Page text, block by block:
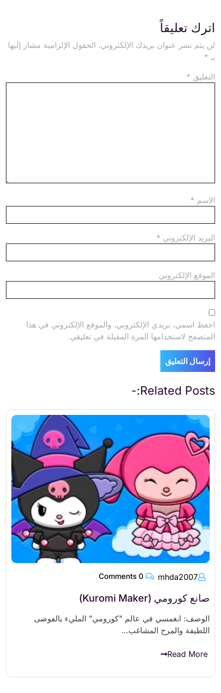
اترك تعليقاً
لن يتم نشر عنوان بريدك الإلكتروني. الحقول الإلزامية مشار إليها
بـ *
التعليق *
الاسم *
البريد الإلكتروني *
الموقع الإلكتروني
احفظ اسمي، بريدي الإلكتروني، والموقع الإلكتروني في هذا
المتصفح لاستخدامها المرة المقبلة في تعليقي.
Related Posts:-
mhda2007
صانع كورومي (Kuromi Maker)
الوصف: انغمسي في عالم "كورومي" المليء بالفوضى
اللطيفة والمرح المشاغب…
Read More